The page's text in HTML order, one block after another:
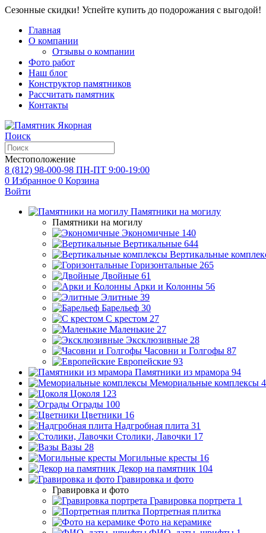
Сезонные скидки! Успейте купить до подорожания с выгодой!
Главная
О компании
Отзывы о компании
Фото работ
Наш блог
Конструктор памятников
Рассчитать памятник
Контакты
Поиск
Местоположение
8 (812) 98-000-98 ПН-ПТ 9:00-19:00
0 Избранное 0 Корзина
Войти
Памятники на могилу
Памятники на могилу
Экономичные 140
Вертикальные 644
Вертикальные
Горизонтальные 265
Двойные 61
Арки и Колонны 56
Элитные 39
Барельеф 30
С крестом 27
Маленькие 27
Эксклюзивные 28
Часовни и Голгофы 87
Европейские 93
Памятники из мрамора 94
Мемориальные комплексы
Цоколя 123
Ограды 100
Цветники 16
Надгробная плита 31
Столики, Лавочки 17
Вазы 28
Могильные кресты 16
Декор на памятник 104
Гравировка и фото
Гравировка и фото
Гравировка портрета 1
Портретная плитка
Фото на керамике